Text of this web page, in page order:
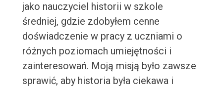
jako nauczyciel historii w szkole
średniej, gdzie zdobyłem cenne
doświadczenie w pracy z uczniami o
różnych poziomach umiejętności i
zainteresowań. Moją misją było zawsze
sprawić, aby historia była ciekawa i